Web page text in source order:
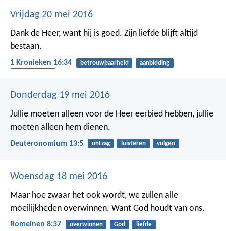
Vrijdag 20 mei 2016
Dank de Heer, want hij is goed. Zijn liefde blijft altijd
bestaan.
1 Kronieken 16:34 betrouwbaarheid
aanbidding
Donderdag 19 mei 2016
Jullie moeten alleen voor de Heer eerbied hebben, jullie
moeten alleen hem dienen.
Deuteronomium 13:5 ontzag luisteren volgen
Woensdag 18 mei 2016
Maar hoe zwaar het ook wordt, we zullen alle
moeilijkheden overwinnen. Want God houdt van ons.
Romeinen 8:37 overwinnen God liefde